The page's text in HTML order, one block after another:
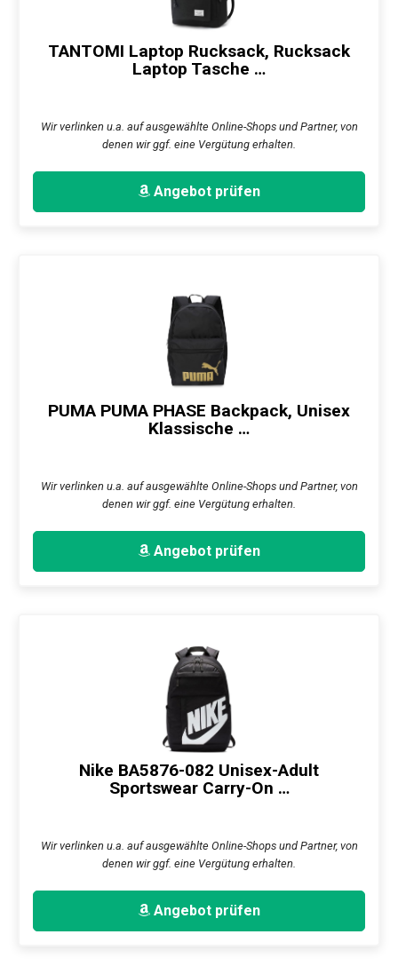
TANTOMI Laptop Rucksack, Rucksack
Laptop Tasche …
Wir verlinken u.a. auf ausgewählte Online-Shops und Partner, von
denen wir ggf. eine Vergütung erhalten.
Angebot prüfen
PUMA PUMA PHASE Backpack, Unisex
Klassische …
Wir verlinken u.a. auf ausgewählte Online-Shops und Partner, von
denen wir ggf. eine Vergütung erhalten.
Angebot prüfen
Nike BA5876-082 Unisex-Adult
Sportswear Carry-On …
Wir verlinken u.a. auf ausgewählte Online-Shops und Partner, von
denen wir ggf. eine Vergütung erhalten.
Angebot prüfen